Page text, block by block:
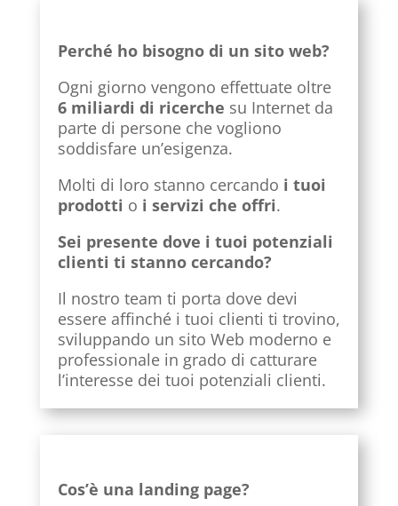
Perché ho bisogno di un sito web?
Ogni giorno vengono effettuate oltre
6 miliardi di ricerche su Internet da
parte di persone che vogliono
soddisfare un’esigenza.
Molti di loro stanno cercando i tuoi
prodotti o i servizi che offri.
Sei presente dove i tuoi potenziali
clienti ti stanno cercando?
Il nostro team ti porta dove devi
essere affinché i tuoi clienti ti trovino,
sviluppando un sito Web moderno e
professionale in grado di catturare
l’interesse dei tuoi potenziali clienti.
Cos’è una landing page?